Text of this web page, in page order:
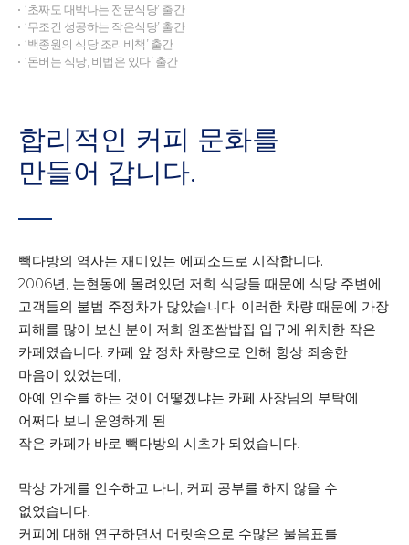
‘초짜도 대박나는 전문식당’ 출간
‘무조건 성공하는 작은식당’ 출간
‘백종원의 식당 조리비책’ 출간
‘돈버는 식당, 비법은 있다’ 출간
합리적인 커피 문화를
만들어 갑니다.
빽다방의 역사는 재미있는 에피소드로 시작합니다.
2006년, 논현동에 몰려있던 저희 식당들 때문에 식당 주변에
고객들의 불법 주정차가 많았습니다. 이러한 차량 때문에 가장
피해를 많이 보신 분이 저희 원조쌈밥집 입구에 위치한 작은
카페였습니다. 카페 앞 정차 차량으로 인해 항상 죄송한
마음이 있었는데,
아예 인수를 하는 것이 어떻겠냐는 카페 사장님의 부탁에
어쩌다 보니 운영하게 된
작은 카페가 바로 빽다방의 시초가 되었습니다.
막상 가게를 인수하고 나니, 커피 공부를 하지 않을 수
없었습니다.
커피에 대해 연구하면서 머릿속으로 수많은 물음표를